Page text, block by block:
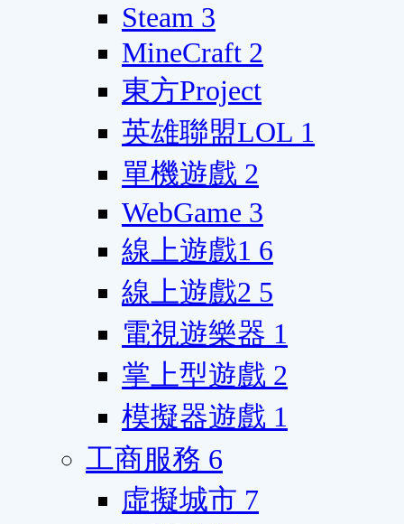
Steam 3
MineCraft 2
東方Project
英雄聯盟LOL 1
單機遊戲 2
WebGame 3
線上遊戲1 6
線上遊戲2 5
電視遊樂器 1
掌上型遊戲 2
模擬器遊戲 1
工商服務 6
虛擬城市 7